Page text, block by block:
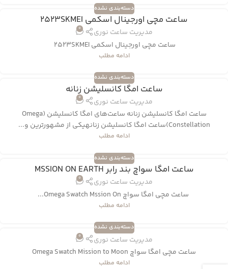
دسته‌بندی نشده
ساعت مچی اورجینال اسکمی 2523SKMEI
مدیریت ساعت نوری 0
ساعت مچی اورجینال اسکمی 2523SKMEI
ادامه مطلب
دسته‌بندی نشده
ساعت امگا کانسلیشن زنانه
مدیریت ساعت نوری 0
ساعت امگا کانسلیشن زنانه ساعت‌های امگا کانسلیشن (Omega
Constellation)ساعت امگا کانسلیشن زنانهیکی از مشهورترین و...
ادامه مطلب
دسته‌بندی نشده
ساعت امگا سواچ بند رابر MSSION ON EARTH
مدیریت ساعت نوری 0
ساعت مچی امگا سواچ Omega Swatch Mssion On...
ادامه مطلب
دسته‌بندی نشده
مدیریت ساعت نوری 0
ساعت مچی امگا سواچ Omega Swatch Mission to Moon
ادامه مطلب